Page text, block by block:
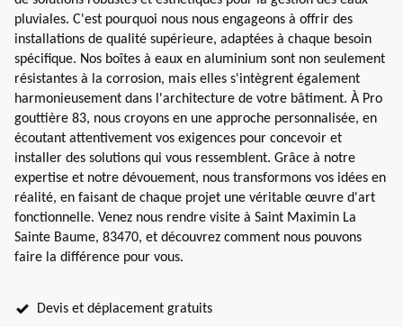
pluviales. C'est pourquoi nous nous engageons à offrir des
installations de qualité supérieure, adaptées à chaque besoin
spécifique. Nos boîtes à eaux en aluminium sont non seulement
résistantes à la corrosion, mais elles s'intègrent également
harmonieusement dans l'architecture de votre bâtiment. À Pro
gouttière 83, nous croyons en une approche personnalisée, en
écoutant attentivement vos exigences pour concevoir et
installer des solutions qui vous ressemblent. Grâce à notre
expertise et notre dévouement, nous transformons vos idées en
réalité, en faisant de chaque projet une véritable œuvre d'art
fonctionnelle. Venez nous rendre visite à Saint Maximin La
Sainte Baume, 83470, et découvrez comment nous pouvons
faire la différence pour vous.
Devis et déplacement gratuits